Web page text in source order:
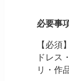
必要事
【必須
ドレス
リ・作